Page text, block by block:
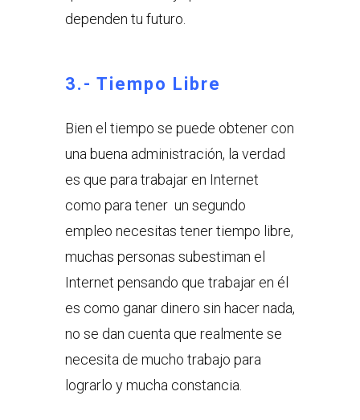
dependen tu futuro.
3.- Tiempo Libre
Bien el tiempo se puede obtener con
una buena administración, la verdad
es que para trabajar en Internet
como para tener un segundo
empleo necesitas tener tiempo libre,
muchas personas subestiman el
Internet pensando que trabajar en él
es como ganar dinero sin hacer nada,
no se dan cuenta que realmente se
necesita de mucho trabajo para
lograrlo y mucha constancia.